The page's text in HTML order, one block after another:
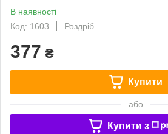
В наявності
Код: 1603
Роздріб
377 ₴
Купити
або
Купити з